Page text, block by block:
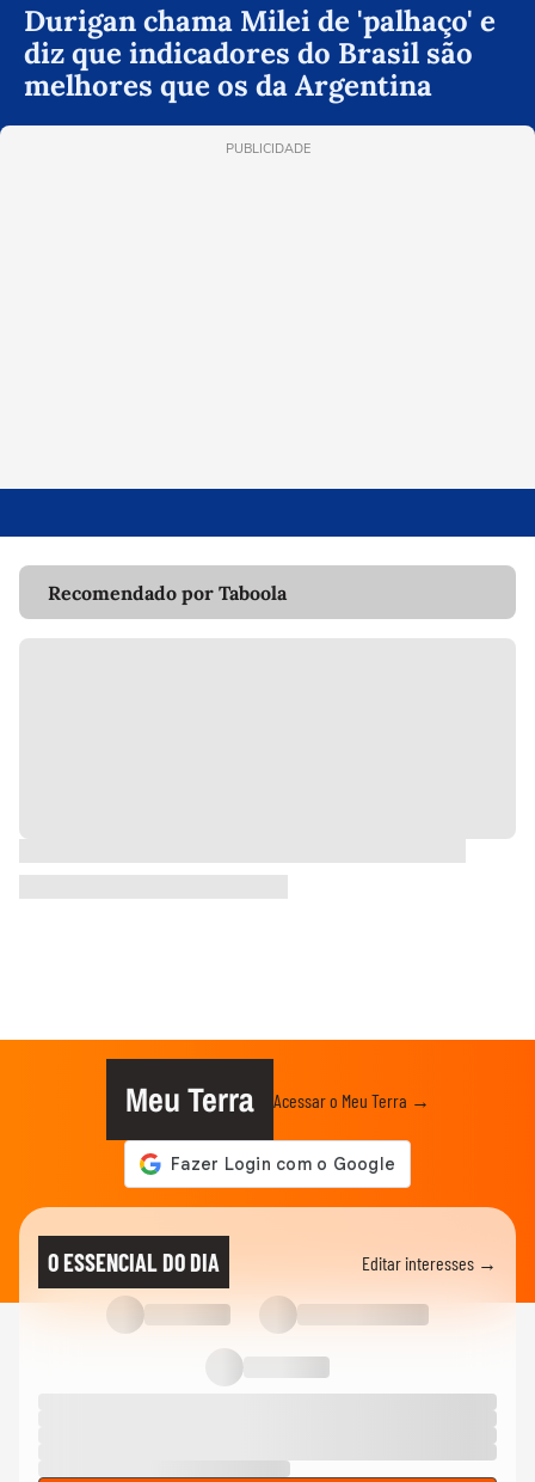
Durigan chama Milei de 'palhaço' e
diz que indicadores do Brasil são
melhores que os da Argentina
PUBLICIDADE
Recomendado por Taboola
Meu Terra Acessar o Meu Terra →
O ESSENCIAL DO DIA Editar interesses →